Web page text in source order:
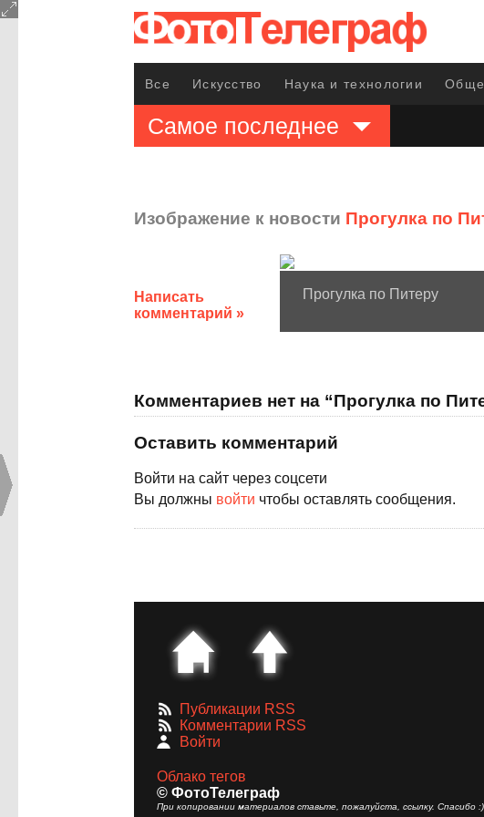
Все Искусство Наука и технологии
Самое последнее
Изображение к новости Прогулка по
Написать
комментарий »
Прогулка по Питеру
Комментариев нет на “Прогулка по
Оставить комментарий
Войти на сайт через соцсети
Вы должны войти чтобы оставлять сообщения.
Публикации RSS
Комментарии RSS
Войти
Облако тегов
© ФотоТелеграф
При копировании материалов ставьте, пожалуйста, ссылку. Спасибо :)